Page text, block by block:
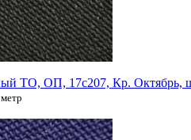
ТО, ОП, 17с207, Кр. Октябрь,